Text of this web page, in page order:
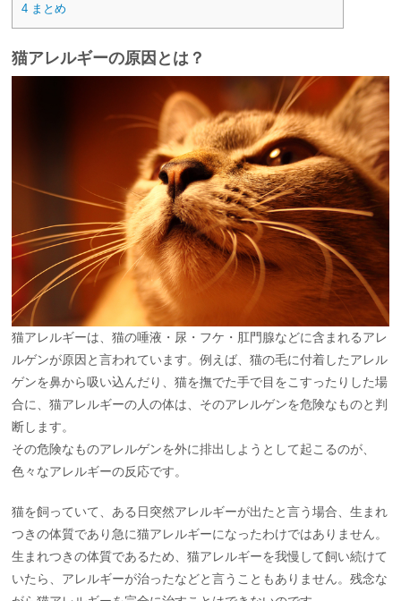
4 まとめ
猫アレルギーの原因とは？
猫アレルギーは、猫の唾液・尿・フケ・肛門腺などに含まれるアレ
ルゲンが原因と言われています。例えば、猫の毛に付着したアレル
ゲンを鼻から吸い込んだり、猫を撫でた手で目をこすったりした場
合に、猫アレルギーの人の体は、そのアレルゲンを危険なものと判
断します。
その危険なものアレルゲンを外に排出しようとして起こるのが、
色々なアレルギーの反応です。
猫を飼っていて、ある日突然アレルギーが出たと言う場合、生まれ
つきの体質であり急に猫アレルギーになったわけではありません。
生まれつきの体質であるため、猫アレルギーを我慢して飼い続けて
いたら、アレルギーが治ったなどと言うこともありません。残念な